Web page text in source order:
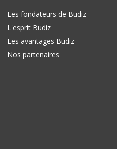
Les fondateurs de Budiz
L'esprit Budiz
Les avantages Budiz
Nos partenaires